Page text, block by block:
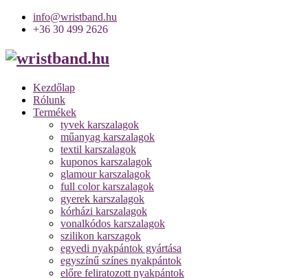
info@wristband.hu
+36 30 499 2626
Kezdőlap
Rólunk
Termékek
tyvek karszalagok
műanyag karszalagok
textil karszalagok
kuponos karszalagok
glamour karszalagok
full color karszalagok
gyerek karszalagok
kórházi karszalagok
vonalkódos karszalagok
szilikon karszagok
egyedi nyakpántok gyártása
egyszínű színes nyakpántok
előre feliratozott nyakpántok